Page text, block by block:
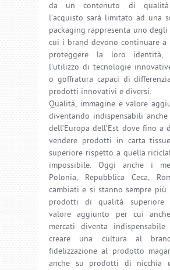
da un contenuto di qualità
l’acquisto sarà limitato ad una
packaging rappresenta uno
cui i brand devono continuare a
proteggere la loro identità,
l’utilizzo di tecnologie
o goffratura capaci di
prodotti innovativi e diversi.
Qualità, immagine e valore
diventando indispensabili
dell’Europa dell’Est dove fino a
vendere prodotti in carta
superiore rispetto a quella
impossibile. Oggi anche i
Polonia, Repubblica Ceca,
cambiati e si stanno sempre più
prodotti di qualità superiore
valore aggiunto per cui
mercati diventa
creare una cultura al
fidelizzazione al prodotto
anche su prodotti di nicchia